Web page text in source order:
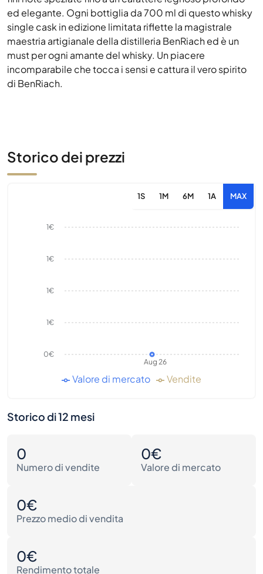
ed elegante. Ogni bottiglia da 700 ml di questo whisky
single cask in edizione limitata riflette la magistrale
maestria artigianale della distilleria BenRiach ed è un
must per ogni amante del whisky. Un piacere
incomparabile che tocca i sensi e cattura il vero spirito
di BenRiach.
Storico dei prezzi
1S 1M 6M 1A MAX
Aug 26
0€
1€
1€
1€
1€
Valore di mercato Vendite
Storico di 12 mesi
0
Numero di vendite
0€
Valore di mercato
0€
Prezzo medio di vendita
0€
Rendimento totale